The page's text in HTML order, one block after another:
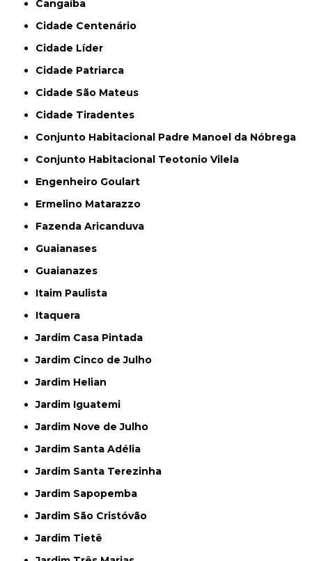
Cangaíba
Cidade Centenário
Cidade Líder
Cidade Patriarca
Cidade São Mateus
Cidade Tiradentes
Conjunto Habitacional Padre Manoel da Nóbrega
Conjunto Habitacional Teotonio Vilela
Engenheiro Goulart
Ermelino Matarazzo
Fazenda Aricanduva
Guaianases
Guaianazes
Itaim Paulista
Itaquera
Jardim Casa Pintada
Jardim Cinco de Julho
Jardim Helian
Jardim Iguatemi
Jardim Nove de Julho
Jardim Santa Adélia
Jardim Santa Terezinha
Jardim Sapopemba
Jardim São Cristóvão
Jardim Tietê